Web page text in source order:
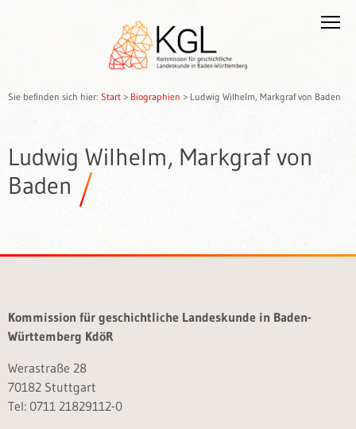
Sie befinden sich hier: Start > Biographien > Ludwig Wilhelm, Markgraf von Baden
Ludwig Wilhelm, Markgraf von
Baden
Kommission für geschichtliche Landeskunde in Baden-
Württemberg KdöR
Werastraße 28
70182 Stuttgart
Tel: 0711 21829112-0